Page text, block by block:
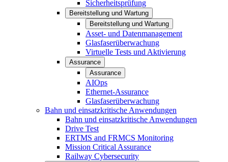
Sicherheitsprüfung
Bereitstellung und Wartung
Bereitstellung und Wartung
Asset- und Datenmanagement
Glasfaserüberwachung
Virtuelle Tests und Aktivierung
Assurance
Assurance
AIOps
Ethernet-Assurance
Glasfaserüberwachung
Bahn und einsatzkritische Anwendungen
Bahn und einsatzkritische Anwendungen
Drive Test
ERTMS and FRMCS Monitoring
Mission Critical Assurance
Railway Cybersecurity